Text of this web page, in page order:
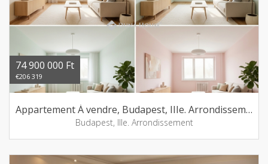
74 900 000 Ft
€206 319
Appartement Á vendre, Budapest, IIIe. Arrondissement
Budapest, IIIe. Arrondissement